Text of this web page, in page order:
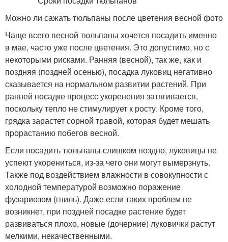
Можно ли сажать тюльпаны после цветения весной фото
Чаще всего весной тюльпаны хочется посадить именно
в мае, часто уже после цветения. Это допустимо, но с
некоторыми рисками. Ранняя (весной), так же, как и
поздняя (поздней осенью), посадка луковиц негативно
сказывается на нормальном развитии растений. При
ранней посадке процесс укоренения затягивается,
поскольку тепло не стимулирует к росту. Кроме того,
грядка зарастет сорной травой, которая будет мешать
прорастанию побегов весной.
Если посадить тюльпаны слишком поздно, луковицы не
успеют укорениться, из-за чего они могут вымерзнуть.
Также под воздействием влажности в совокупности с
холодной температурой возможно поражение
фузариозом (гниль). Даже если таких проблем не
возникнет, при поздней посадке растение будет
развиваться плохо, новые (дочерние) луковички растут
мелкими, некачественными.